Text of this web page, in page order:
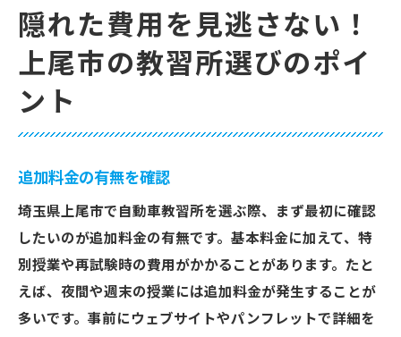
隠れた費用を見逃さない！
上尾市の教習所選びのポイ
ント
追加料金の有無を確認
埼玉県上尾市で自動車教習所を選ぶ際、まず最初に確認
したいのが追加料金の有無です。基本料金に加えて、特
別授業や再試験時の費用がかかることがあります。たと
えば、夜間や週末の授業には追加料金が発生することが
多いです。事前にウェブサイトやパンフレットで詳細を